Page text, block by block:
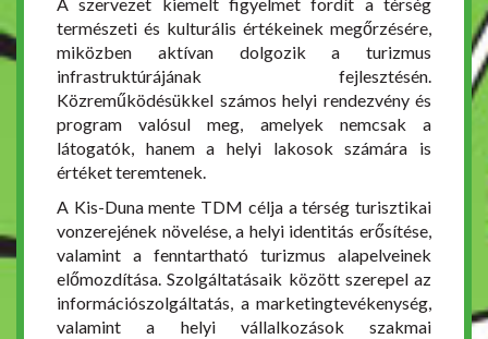
természeti és kulturális értékeinek megőrzésére,
miközben aktívan dolgozik a turizmus
infrastruktúrájának fejlesztésén.
Közreműködésükkel számos helyi rendezvény és
program valósul meg, amelyek nemcsak a
látogatók, hanem a helyi lakosok számára is
értéket teremtenek.
A Kis-Duna mente TDM célja a térség turisztikai
vonzerejének növelése, a helyi identitás erősítése,
valamint a fenntartható turizmus alapelveinek
előmozdítása. Szolgáltatásaik között szerepel az
információszolgáltatás, a marketingtevékenység,
valamint a helyi vállalkozások szakmai